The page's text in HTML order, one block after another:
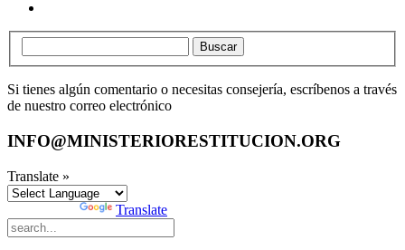
Buscar
Si tienes algún comentario o necesitas consejería, escríbenos a través
de nuestro correo electrónico
INFO@MINISTERIORESTITUCION.ORG
Translate »
Translate